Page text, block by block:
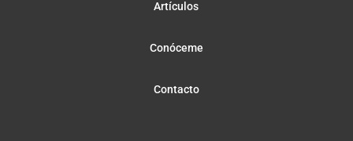
Artículos
Conóceme
Contacto